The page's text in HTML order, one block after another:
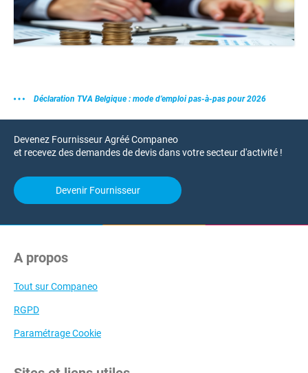
Déclaration TVA Belgique : mode d’emploi pas-à-pas pour 2026
Devenez Fournisseur Agréé Companeo
et recevez des demandes de devis dans votre secteur d'activité !
Devenir Fournisseur
A propos
Tout sur Companeo
RGPD
Paramétrage Cookie